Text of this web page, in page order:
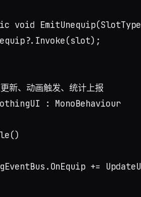
void
新、动画触发、统计上报
: MonoBehaviour
+=